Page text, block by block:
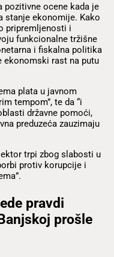
pozitivne ocene kada je
stanje ekonomije. Kako
pripremljenosti i
funkcionalne tržišne
i fiskalna politika
ekonomski rast na putu
plata u javnom
tempom”, te da “i
državne pomoći,
preduzeća zauzimaju
trpi zbog slabosti u
protiv korupcije i
pravdi
prošle